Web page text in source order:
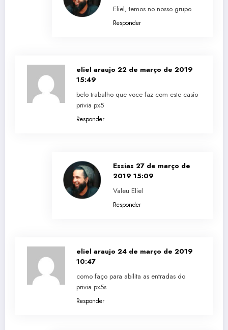
Eliel, temos no nosso grupo
Responder
eliel araujo 22 de março de 2019
15:49
belo trabalho que voce faz com este casio
privia px5
Responder
Essias 27 de março de
2019 15:09
Valeu Eliel
Responder
eliel araujo 24 de março de 2019
10:47
como faço para abilita as entradas do
privia px5s
Responder